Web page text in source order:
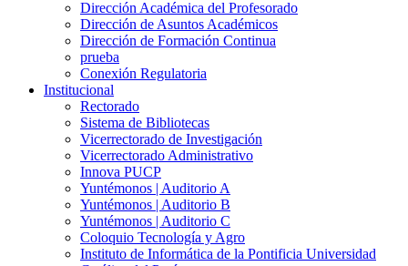
Dirección Académica del Profesorado
Dirección de Asuntos Académicos
Dirección de Formación Continua
prueba
Conexión Regulatoria
Institucional
Rectorado
Sistema de Bibliotecas
Vicerrectorado de Investigación
Vicerrectorado Administrativo
Innova PUCP
Yuntémonos | Auditorio A
Yuntémonos | Auditorio B
Yuntémonos | Auditorio C
Coloquio Tecnología y Agro
Instituto de Informática de la Pontificia Universidad